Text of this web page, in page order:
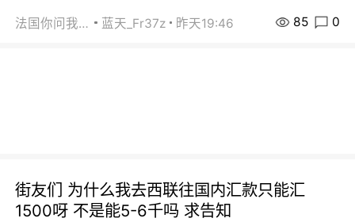
法国你问我答 蓝天_Fr37z 昨天19:46 85 0
街友们 为什么我去西联往国内汇款只能汇
1500呀 不是能5-6千吗 求告知